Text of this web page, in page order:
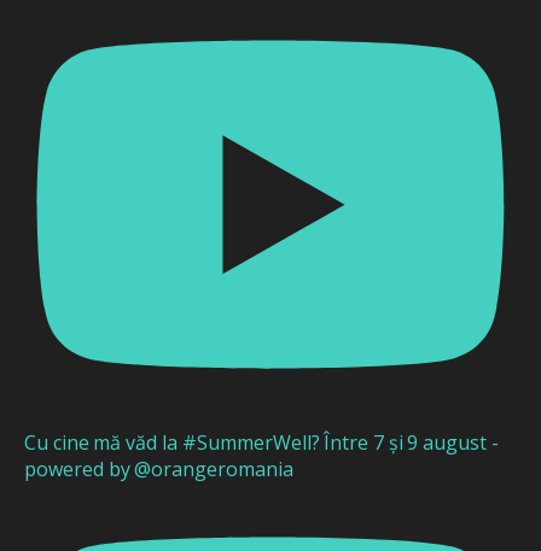
Cu cine mă văd la #SummerWell? Între 7 și 9 august -
powered by @orangeromania